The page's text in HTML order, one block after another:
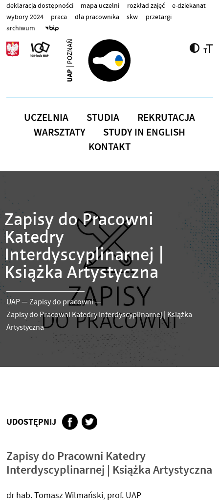
Przejdź do treści
deklaracja dostępności mapa uczelni rozkład zajęć
e-dziekanat
wybory 2024
praca dla pracownika skw
przetargi
archiwum
UCZELNIA STUDIA
REKRUTACJA
WARSZTATY
STUDY IN ENGLISH
KONTAKT
Zapisy do Pracowni
Katedry
Interdyscyplinarnej |
Książka Artystyczna
UAP—Zapisy do pracowni—
Zapisy do Pracowni Katedry Interdyscyplinarnej | Książka
Artystyczna
UDOSTĘPNIJ
Zapisy do Pracowni Katedry
Interdyscyplinarnej | Książka Artystyczna
dr hab. Tomasz Wilmański, prof. UAP